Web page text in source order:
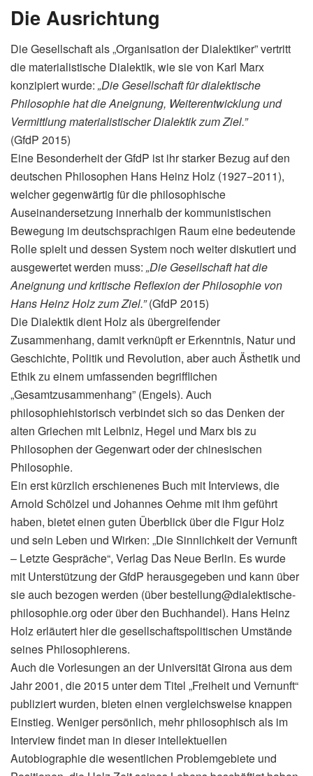
Die Ausrichtung
Die Gesellschaft als „Organisation der Dialektiker” vertritt
die materialistische Dialektik, wie sie von Karl Marx
konzipiert wurde: „Die Gesellschaft für dialektische
Philosophie hat die Aneignung, Weiterentwicklung und
Vermittlung materialistischer Dialektik zum Ziel.”
(GfdP 2015)
Eine Besonderheit der GfdP ist ihr starker Bezug auf den
deutschen Philosophen Hans Heinz Holz (1927−2011),
welcher gegenwärtig für die philosophische
Auseinandersetzung innerhalb der kommunistischen
Bewegung im deutschsprachigen Raum eine bedeutende
Rolle spielt und dessen System noch weiter diskutiert und
ausgewertet werden muss: „Die Gesellschaft hat die
Aneignung und kritische Reflexion der Philosophie von
Hans Heinz Holz zum Ziel.”(GfdP 2015)
Die Dialektik dient Holz als übergreifender
Zusammenhang, damit verknüpft er Erkenntnis, Natur und
Geschichte, Politik und Revolution, aber auch Ästhetik und
Ethik zu einem umfassenden begrifflichen
„Gesamtzusammenhang” (Engels). Auch
philosophiehistorisch verbindet sich so das Denken der
alten Griechen mit Leibniz, Hegel und Marx bis zu
Philosophen der Gegenwart oder der chinesischen
Philosophie.
Ein erst kürzlich erschienenes Buch mit Interviews, die
Arnold Schölzel und Johannes Oehme mit ihm geführt
haben, bietet einen guten Überblick über die Figur Holz
und sein Leben und Wirken: „Die Sinnlichkeit der Vernunft
– Letzte Gespräche“, Verlag Das Neue Berlin. Es wurde
mit Unterstützung der GfdP herausgegeben und kann über
sie auch bezogen werden (über bestellung@dialektische-
philosophie.org oder über den Buchhandel). Hans Heinz
Holz erläutert hier die gesellschaftspolitischen Umstände
seines Philosophierens.
Auch die Vorlesungen an der Universität Girona aus dem
Jahr 2001, die 2015 unter dem Titel „Freiheit und Vernunft“
publiziert wurden, bieten einen vergleichsweise knappen
Einstieg. Weniger persönlich, mehr philosophisch als im
Interview findet man in dieser intellektuellen
Autobiographie die wesentlichen Problemgebiete und